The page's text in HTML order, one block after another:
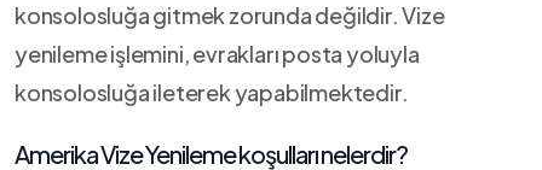
konsolosluğa gitmek zorunda değildir. Vize
yenileme işlemini, evrakları posta yoluyla
konsolosluğa ileterek yapabilmektedir.
Amerika Vize Yenileme koşulları nelerdir?